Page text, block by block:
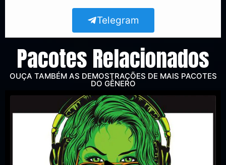
Telegram
Pacotes Relacionados
OUÇA TAMBÉM AS DEMOSTRAÇÕES DE MAIS PACOTES
DO GÊNERO